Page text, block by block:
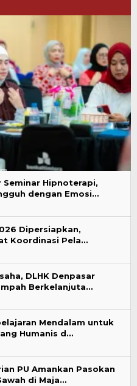
Seminar Hipnoterapi,
dengan Emosi…
Dipersiapkan,
Koordinasi Pela…
DLHK Denpasar
Berkelanjuta…
Mendalam untuk
Humanis d…
PU Amankan Pasokan
di Maja…